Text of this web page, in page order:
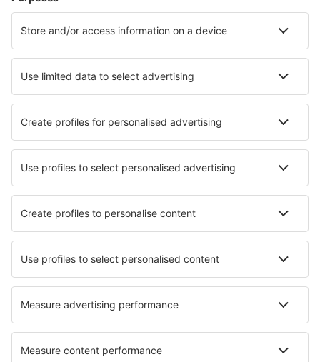
Santorini Kamari (JTR)
Sitia Airport (JSH)
Skiathos Airport (JSI)
Skyros Airport (SKU)
Syros Airport (JSY)